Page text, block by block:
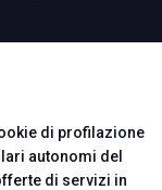
di profilazione
autonomi del
di servizi in